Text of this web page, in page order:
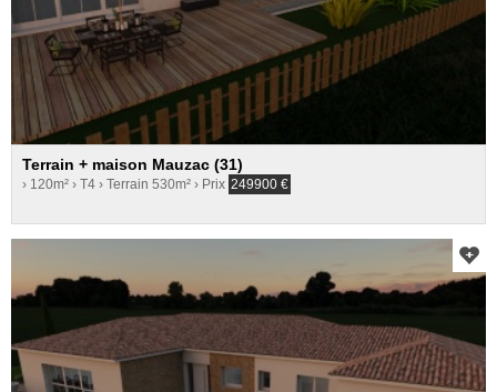
Terrain + maison Mauzac (31)
› 120m² › T4 › Terrain 530m² › Prix 249900 €